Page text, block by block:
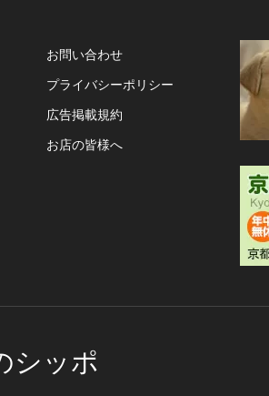
お問い合わせ
プライバシーポリシー
広告掲載規約
お店の皆様へ
シッポ